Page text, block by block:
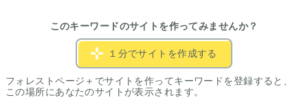
このキーワードのサイトを作ってみませんか？
１分でサイトを作成する
フォレストページ＋でサイトを作ってキーワードを登録すると、
この場所にあなたのサイトが表示されます。